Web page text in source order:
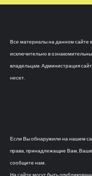
Все материалы на данном сайте
исключительно в
владельцам. Администрация
несет.
Если Вы обнаружили на нашем
права, принадлежащие Вам,
сообщите нам.
На сайте могут быть